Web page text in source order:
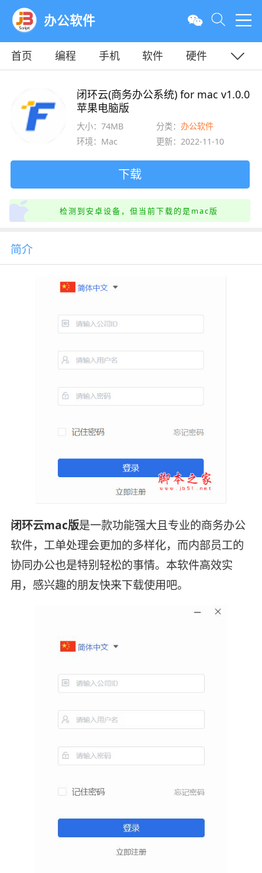
办公软件
首页 编程 手机 软件
硬件
闭环云(商务办公系统) for mac v1.0.0
苹果电脑版
大小：74MB 分类：办公软件
环境：Mac
更新：2022-11-10
下载
检测到安卓设备，但当前下载的是mac版
简介
闭环云mac版是一款功能强大且专业的商务办公
软件，工单处理会更加的多样化，而内部员工的
协同办公也是特别轻松的事情。本软件高效实
用，感兴趣的朋友快来下载使用吧。